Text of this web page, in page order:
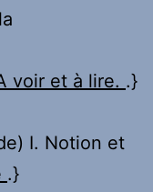
voir et à lire. .}
I. Notion et
.}